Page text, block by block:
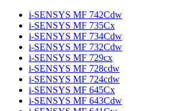
i-SENSYS MF 742Cdw
i-SENSYS MF 735Cx
i-SENSYS MF 734Cdw
i-SENSYS MF 732Cdw
i-SENSYS MF 729cx
i-SENSYS MF 728cdw
i-SENSYS MF 724cdw
i-SENSYS MF 645Cx
i-SENSYS MF 643Cdw